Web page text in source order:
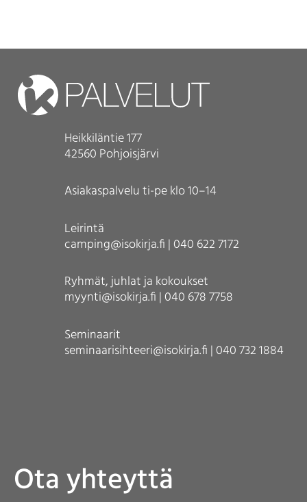
Heikkiläntie 177
42560 Pohjoisjärvi
Asiakaspalvelu ti-pe klo 10–14
Leirintä
camping@isokirja.fi | 040 622 7172
Ryhmät, juhlat ja kokoukset
myynti@isokirja.fi | 040 678 7758
Seminaarit
seminaarisihteeri@isokirja.fi | 040 732 1884
Ota yhteyttä